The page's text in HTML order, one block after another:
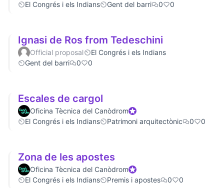
El Congrés i els Indians
Gent del barri 0 0
Ignasi de Ros from Tedeschini
Official proposal
El Congrés i els Indians
Gent del barri
0 0
Escales de cargol
Oficina Tècnica del CanòdromOfficial participant
El Congrés i els Indians
Patrimoni arquitectònic 0 0
Zona de les apostes
Oficina Tècnica del CanòdromOfficial participant
El Congrés i els Indians
Premis i apostes 0 0